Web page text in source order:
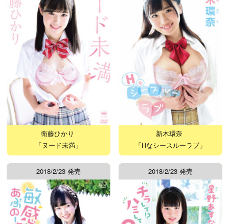
衛藤ひかり
「ヌード未満」
新木環奈
「Hなシースルーラブ」
2018/2/23 発売 2018/2/23 発売